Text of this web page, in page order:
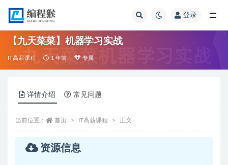
登录
【九天菜菜】机器学习实战
IT高薪课程 1 年前 专属
详情介绍 常见问题
当前位置： 首页 IT高薪课程 正文
资源信息